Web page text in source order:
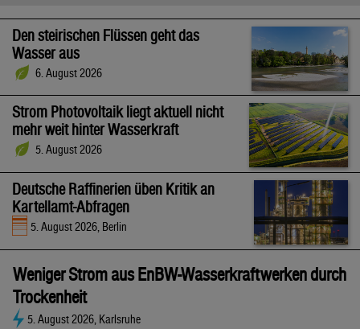
Den steirischen Flüssen geht das
Wasser aus
6. August 2026
Strom Photovoltaik liegt aktuell nicht
mehr weit hinter Wasserkraft
5. August 2026
Deutsche Raffinerien üben Kritik an
Kartellamt-Abfragen
5. August 2026, Berlin
Weniger Strom aus EnBW-Wasserkraftwerken durch
Trockenheit
5. August 2026, Karlsruhe